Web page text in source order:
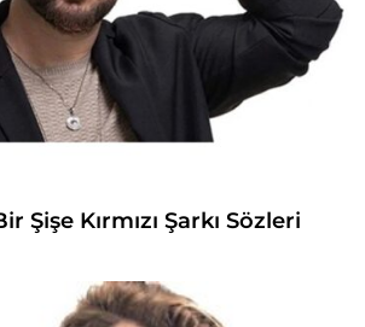
Şişe Kırmızı Şarkı Sözleri